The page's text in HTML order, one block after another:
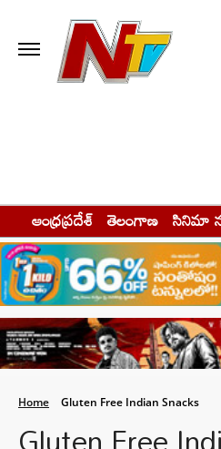
ఆంధ్రప్రదేశ్ తెలంగాణ సినిమా
Home Gluten Free Indian Snacks